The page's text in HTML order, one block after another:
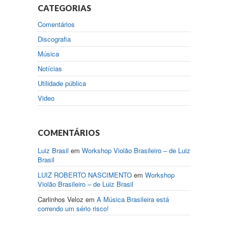
CATEGORIAS
Comentários
Discografia
Música
Notícias
Utilidade pública
Video
COMENTÁRIOS
Luiz Brasil em Workshop Violão Brasileiro – de Luiz
Brasil
LUIZ ROBERTO NASCIMENTO em Workshop
Violão Brasileiro – de Luiz Brasil
Carlinhos Veloz em A Música Brasileira está
correndo um sério risco!